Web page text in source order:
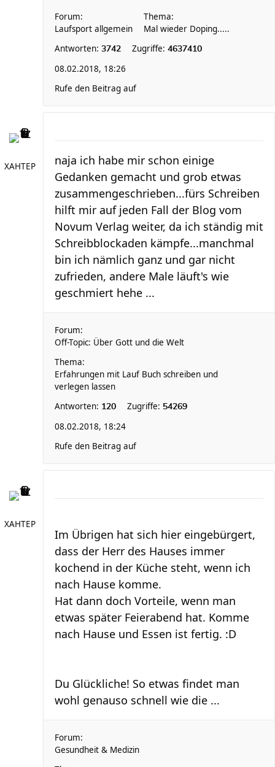
Forum:
Laufsport allgemein
Thema:
Mal wieder Doping.....
Antworten: 3742 Zugriffe: 4637410
08.02.2018, 18:26
Rufe den Beitrag auf
XAHTEP
naja ich habe mir schon einige
Gedanken gemacht und grob etwas
zusammengeschrieben...fürs Schreiben
hilft mir auf jeden Fall der Blog vom
Novum Verlag weiter, da ich ständig mit
Schreibblockaden kämpfe...manchmal
bin ich nämlich ganz und gar nicht
zufrieden, andere Male läuft's wie
geschmiert hehe ...
Forum:
Off-Topic: Über Gott und die Welt
Thema:
Erfahrungen mit Lauf Buch schreiben und
verlegen lassen
Antworten: 120 Zugriffe: 54269
08.02.2018, 18:24
Rufe den Beitrag auf
XAHTEP
Im Übrigen hat sich hier eingebürgert,
dass der Herr des Hauses immer
kochend in der Küche steht, wenn ich
nach Hause komme.
Hat dann doch Vorteile, wenn man
etwas später Feierabend hat. Komme
nach Hause und Essen ist fertig. :D
Du Glückliche! So etwas findet man
wohl genauso schnell wie die ...
Forum:
Gesundheit & Medizin